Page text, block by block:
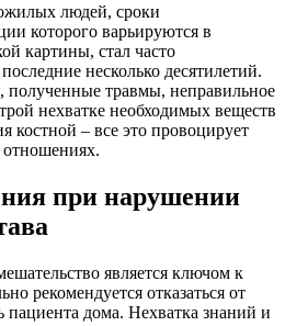
людей, сроки
которого варьируются в
картины, стал часто
несколько десятилетий.
полученные травмы, неправильное
нехватке необходимых веществ
костной – все это провоцирует
при нарушении
является ключом к
рекомендуется отказаться от
дома. Нехватка знаний и